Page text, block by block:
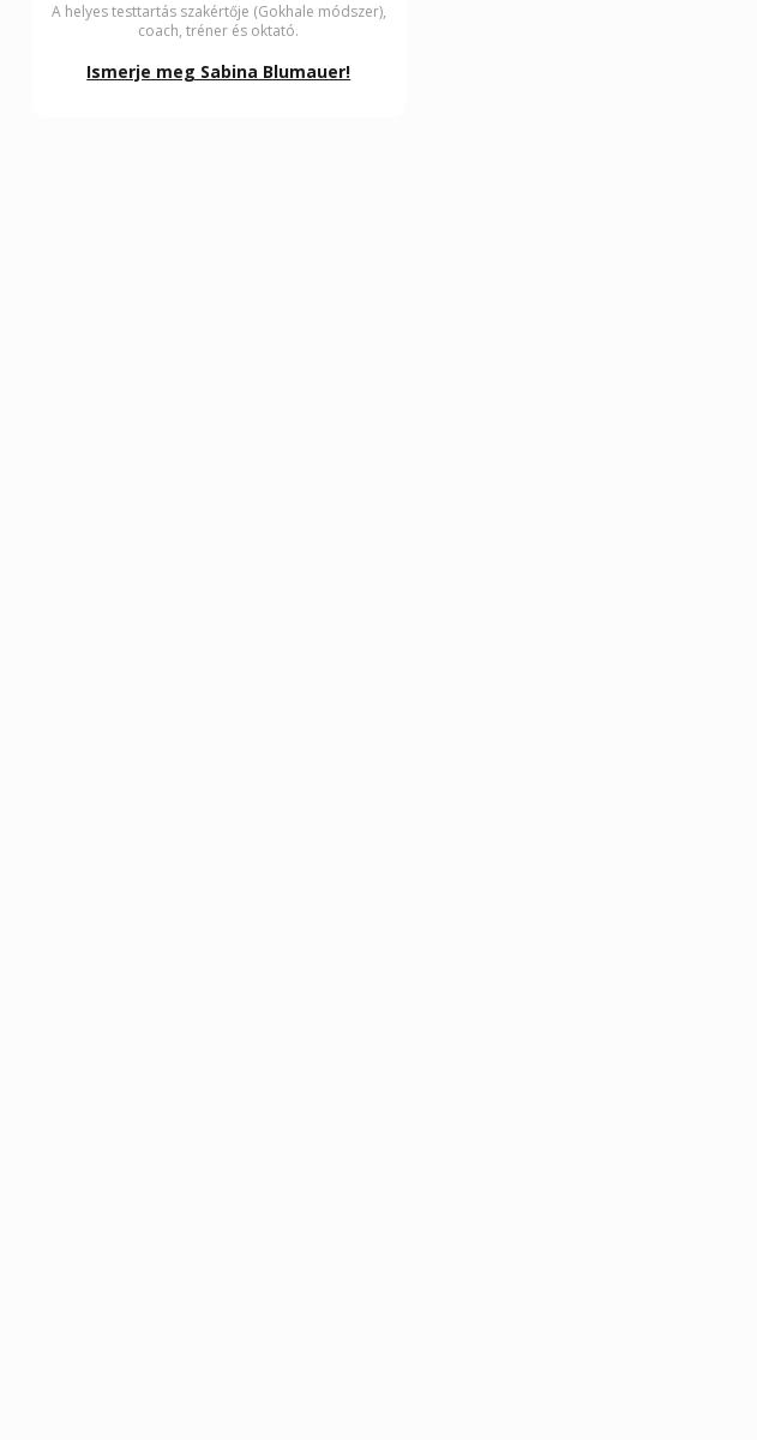
A helyes testtartás szakértője (Gokhale módszer),
coach, tréner és oktató.
Ismerje meg Sabina Blumauer!